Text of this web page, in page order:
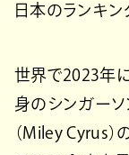
日本のランキン
世界で2023年
身のシンガーソ
（Miley Cyrus